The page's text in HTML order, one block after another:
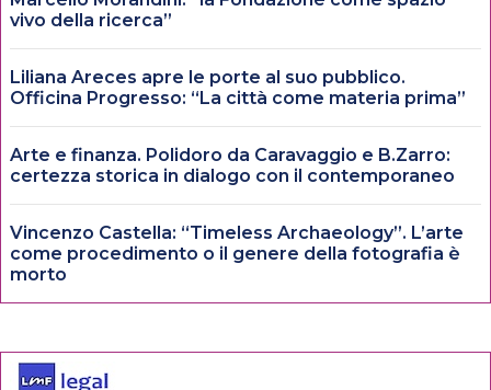
vivo della ricerca”
Liliana Areces apre le porte al suo pubblico.
Officina Progresso: “La città come materia prima”
Arte e finanza. Polidoro da Caravaggio e B.Zarro:
certezza storica in dialogo con il contemporaneo
Vincenzo Castella: “Timeless Archaeology”. L’arte
come procedimento o il genere della fotografia è
morto